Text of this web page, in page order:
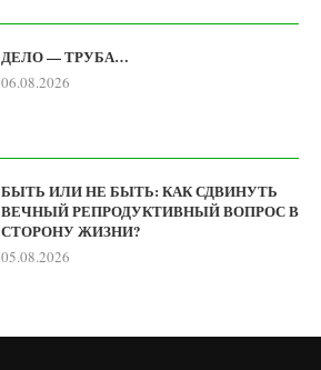
ДЕЛО — ТРУБА…
06.08.2026
БЫТЬ ИЛИ НЕ БЫТЬ: КАК СДВИНУТЬ
ВЕЧНЫЙ РЕПРОДУКТИВНЫЙ ВОПРОС В
СТОРОНУ ЖИЗНИ?
05.08.2026